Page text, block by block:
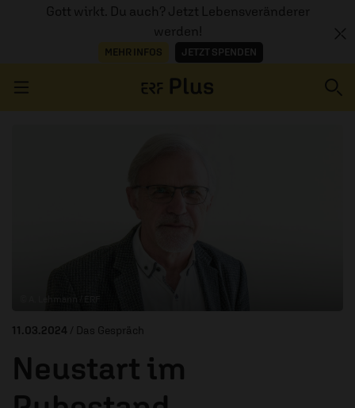
Gott wirkt. Du auch? Jetzt Lebensveränderer
werden!
MEHR INFOS JETZT SPENDEN
11.03.2024 / Das Gespräch
Neustart im